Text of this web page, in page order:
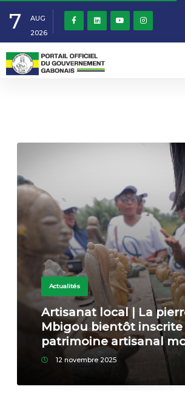
7
AUG
2026
Actualités
Artisanat local | La
Mbigou bientôt inscrite
patrimoine artisanal
12 novembre 2025